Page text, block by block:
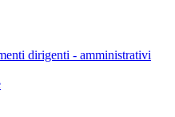
dirigenti - amministrativi